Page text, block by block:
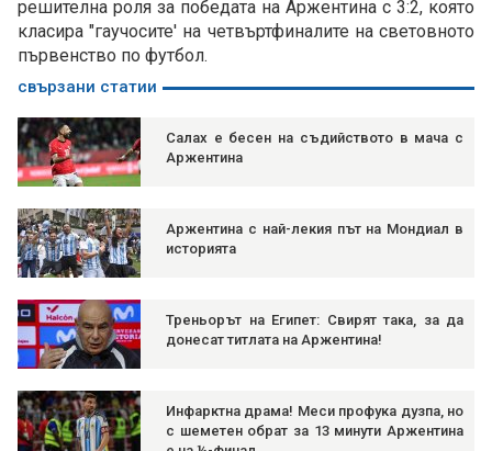
решителна роля за победата на Аржентина с 3:2, която
класира "гаучосите' на четвъртфиналите на световното
първенство по футбол.
свързани статии
Салах е бесен на съдийството в мача с
Аржентина
Аржентина с най-лекия път на Мондиал в
историята
Треньорът на Египет: Свирят така, за да
донесат титлата на Аржентина!
Инфарктна драма! Меси профука дузпа, но
с шеметен обрат за 13 минути Аржентина